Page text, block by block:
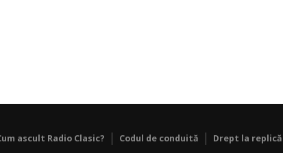
ascult Radio Clasic? Codul de conduită Drept la replică